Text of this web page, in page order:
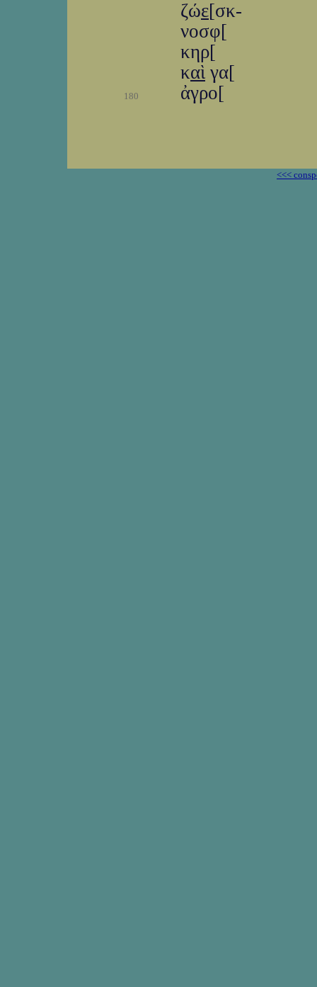
ζώε[σκ-
νοσφ[
κηρ[
καὶ γα[
180 ἀγρο[
<<<